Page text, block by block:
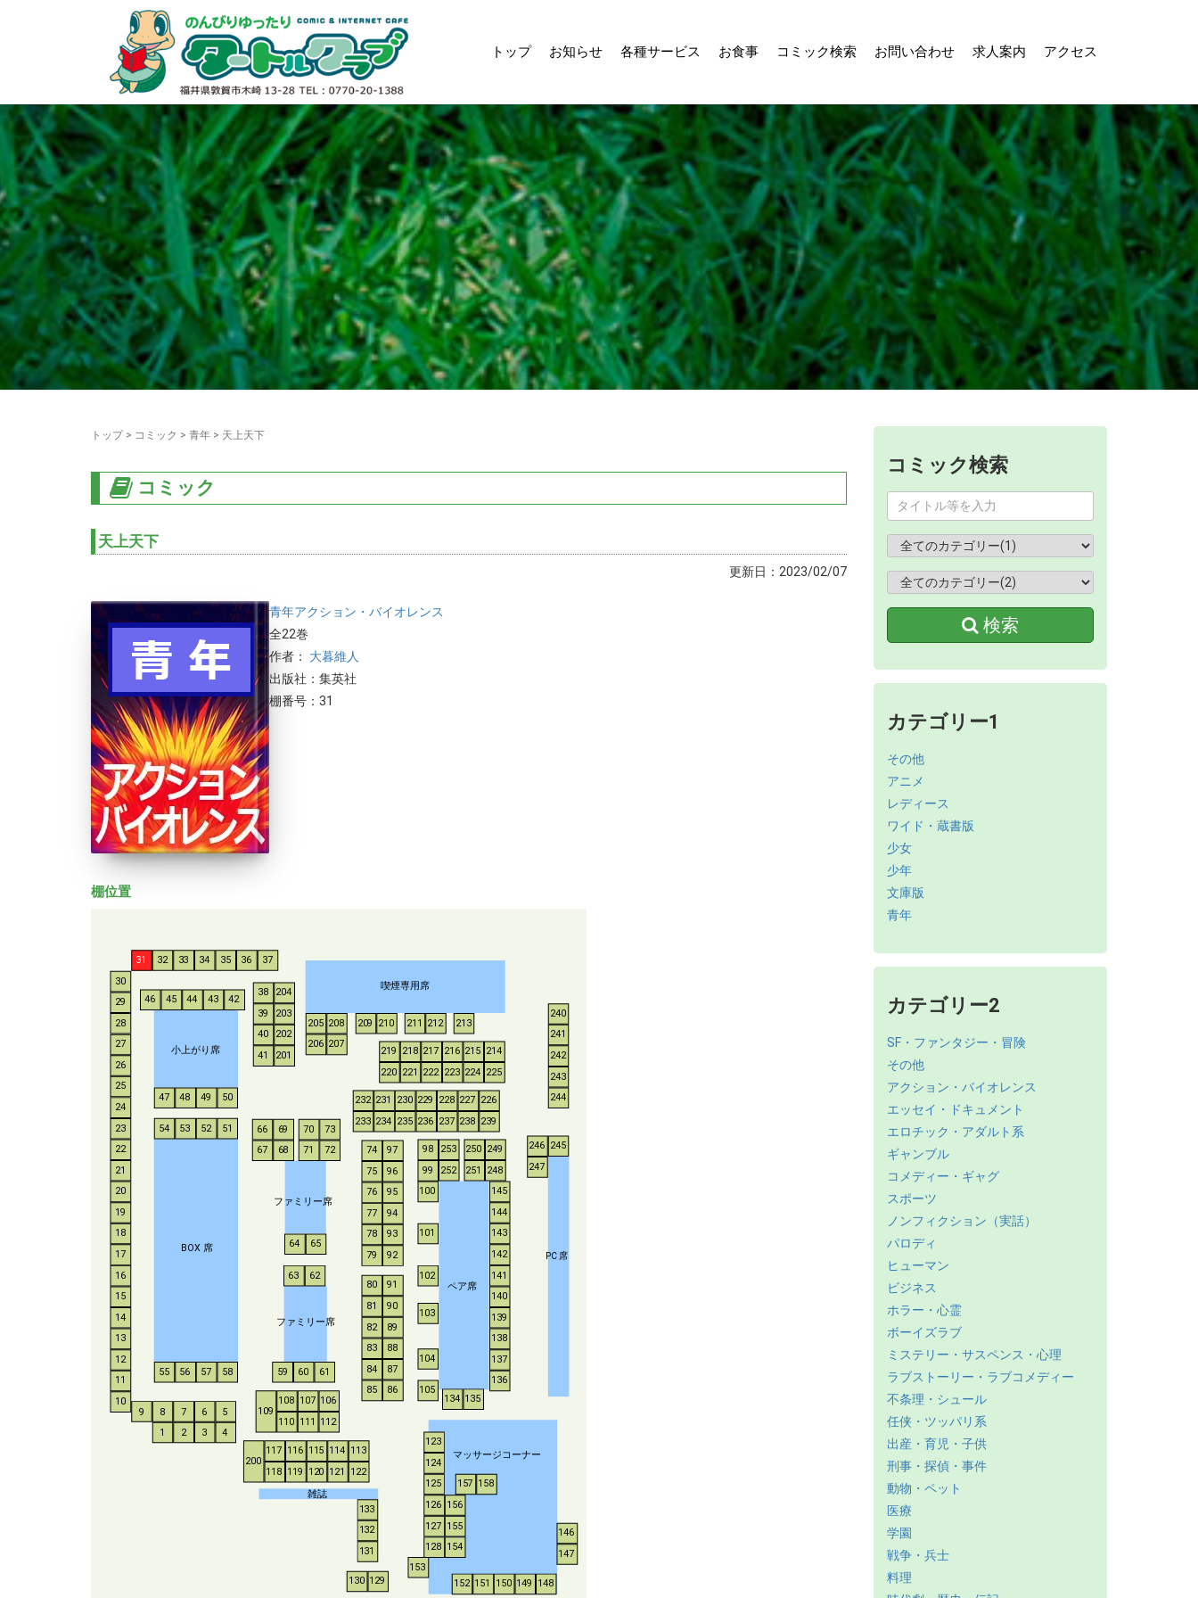
トップ お知らせ 各種サービス お食事 コミック検索 お問い合わせ 求人案内 アクセス
トップ> コミック > 青年 > 天上天下
コミック
天上天下
更新日：2023/02/07
青年アクション・バイオレンス
全22巻
作者： 大暮維人
出版社：集英社
棚番号：31
棚位置
小上がり席
BOX 席
ファミリー席
ファミリー席
喫煙専用席
ペア席
PC 席
マッサージコーナー
雑誌
1 2 3 4
5
6
7
8
9
10
11
12
13
14
15
16
17
18
19
20
21
22
23
24
25
26
27
28
29
30
31 32 33 34 35 36 37
38
39
40
41
42
43
44
45
46
47 48 49 50
51
52
53
54
55 56 57 58 59 60 61
62
63
64 65
66
67
68
69
70
71
72
73
74
75
76
77
78
79
80
81
82
83
84
85
86
87
88
89
90
91
92
93
94
95
96
97 98
99
100
101
102
103
104
105
106
107
108
109
110 111 112
113
114
115
116
117
118 119 120 121 122
123
124
125
126
127
128
129
130
131
132
133
134 135
136
137
138
139
140
141
142
143
144
145
146
147
148
149
150
151
152
153
154
155
156
157 158
200
201
202
203
204
205
206 207
208 209 210 211 212 213
214
215
216
217
218
219
220 221 222 223 224 225
226
227
228
229
230
231
232
233 234 235 236 237 238 239
240
241
242
243
244
245
246
247
248
249
250
251
252
253
コミック検索
検索
カテゴリー1
その他
アニメ
レディース
ワイド・蔵書版
少女
少年
文庫版
青年
カテゴリー2
SF・ファンタジー・冒険
その他
アクション・バイオレンス
エッセイ・ドキュメント
エロチック・アダルト系
ギャンブル
コメディー・ギャグ
スポーツ
ノンフィクション（実話）
パロディ
ヒューマン
ビジネス
ホラー・心霊
ボーイズラブ
ミステリー・サスペンス・心理
ラブストーリー・ラブコメディー
不条理・シュール
任侠・ツッパリ系
出産・育児・子供
刑事・探偵・事件
動物・ペット
医療
学園
戦争・兵士
料理